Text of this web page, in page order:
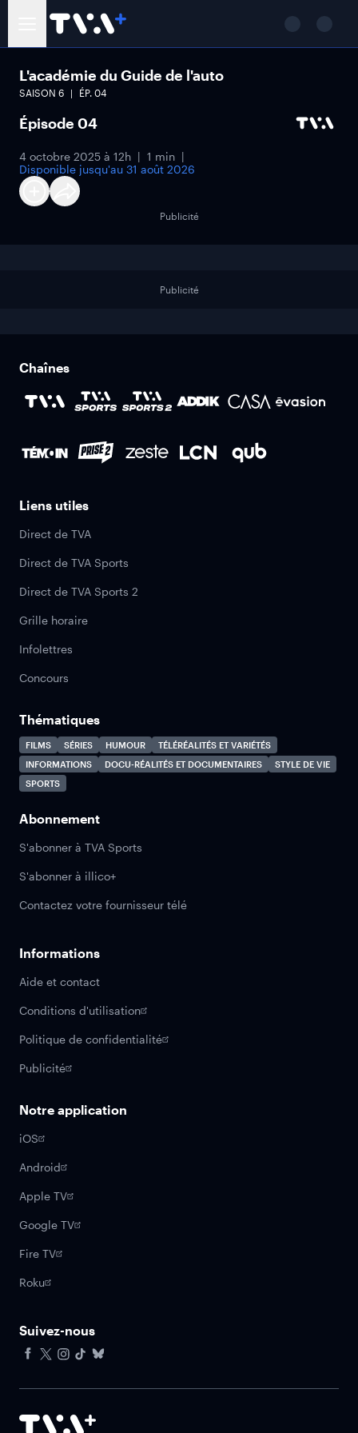
L'académie du Guide de l'auto
SAISON 6 ÉP. 04
Épisode 04
4 octobre 2025 à 12h
1 min
Disponible jusqu'au 31 août 2026
Publicité
Publicité
Chaînes
Liens utiles
Direct de TVA
Direct de TVA Sports
Direct de TVA Sports 2
Grille horaire
Infolettres
Concours
Thématiques
FILMS SÉRIES HUMOUR
TÉLÉRÉALITÉS ET VARIÉTÉS
INFORMATIONS
DOCU-RÉALITÉS ET DOCUMENTAIRES
STYLE DE VIE
SPORTS
Abonnement
S'abonner à TVA Sports
S'abonner à illico+
Contactez votre fournisseur télé
Informations
Aide et contact
Conditions d'utilisation
Politique de confidentialité
Publicité
Notre application
iOS
Android
Apple TV
Google TV
Fire TV
Roku
Suivez-nous